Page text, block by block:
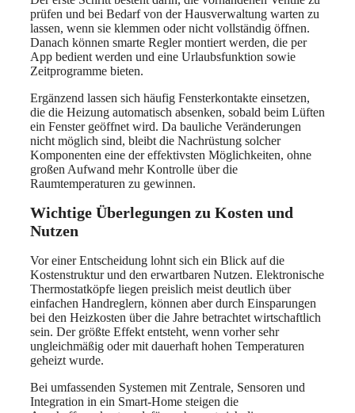
prüfen und bei Bedarf von der Hausverwaltung warten zu
lassen, wenn sie klemmen oder nicht vollständig öffnen.
Danach können smarte Regler montiert werden, die per
App bedient werden und eine Urlaubsfunktion sowie
Zeitprogramme bieten.
Ergänzend lassen sich häufig Fensterkontakte einsetzen,
die die Heizung automatisch absenken, sobald beim Lüften
ein Fenster geöffnet wird. Da bauliche Veränderungen
nicht möglich sind, bleibt die Nachrüstung solcher
Komponenten eine der effektivsten Möglichkeiten, ohne
großen Aufwand mehr Kontrolle über die
Raumtemperaturen zu gewinnen.
Wichtige Überlegungen zu Kosten und
Nutzen
Vor einer Entscheidung lohnt sich ein Blick auf die
Kostenstruktur und den erwartbaren Nutzen. Elektronische
Thermostatköpfe liegen preislich meist deutlich über
einfachen Handreglern, können aber durch Einsparungen
bei den Heizkosten über die Jahre betrachtet wirtschaftlich
sein. Der größte Effekt entsteht, wenn vorher sehr
ungleichmäßig oder mit dauerhaft hohen Temperaturen
geheizt wurde.
Bei umfassenden Systemen mit Zentrale, Sensoren und
Integration in ein Smart-Home steigen die